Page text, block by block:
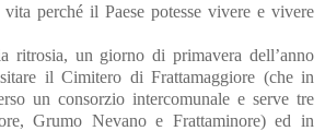
perché il Paese potesse vivere e vivere
ritrosia, un giorno di primavera dell’anno
il Cimitero di Frattamaggiore (che in
un consorzio intercomunale e serve tre
Grumo Nevano e Frattaminore) ed in